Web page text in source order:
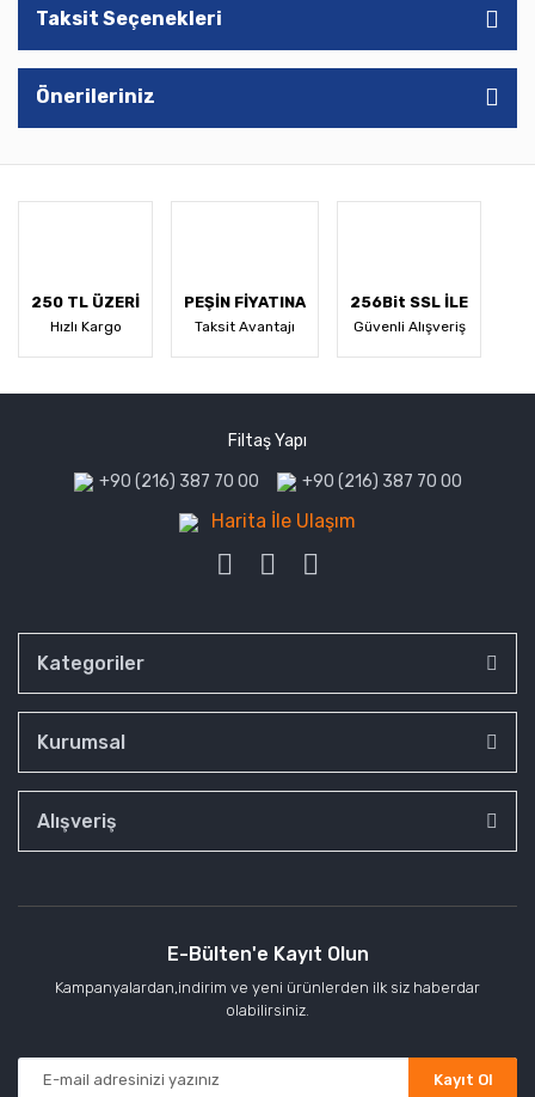
Taksit Seçenekleri
Önerileriniz
250 TL ÜZERİ
Hızlı Kargo
PEŞİN FİYATINA
Taksit Avantajı
256Bit SSL İLE
Güvenli Alışveriş
Filtaş Yapı
+90 (216) 387 70 00 +90 (216) 387 70 00
Harita İle Ulaşım
Kategoriler
Kurumsal
Alışveriş
E-Bülten'e Kayıt Olun
Kampanyalardan,indirim ve yeni ürünlerden ilk siz haberdar
olabilirsiniz.
Kayıt Ol